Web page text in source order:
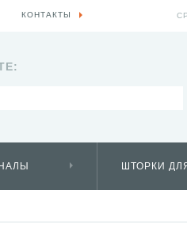
ШТОРКИ
КОНТАКТЫ